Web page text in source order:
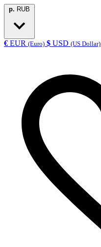
р. RUB
€ EUR (Euro) $ USD (US Dollar)